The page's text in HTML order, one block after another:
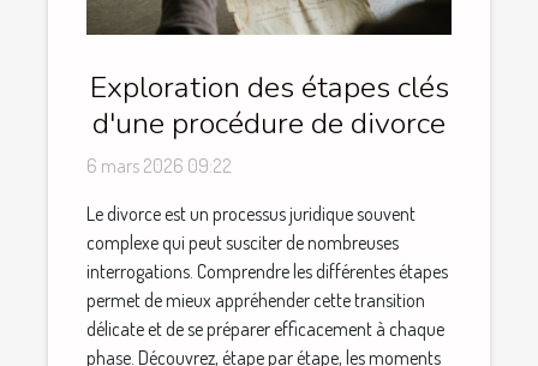
Exploration des étapes clés
d'une procédure de divorce
6 mars 2026 09:22
Le divorce est un processus juridique souvent
complexe qui peut susciter de nombreuses
interrogations. Comprendre les différentes étapes
permet de mieux appréhender cette transition
délicate et de se préparer efficacement à chaque
phase. Découvrez, étape par étape, les moments